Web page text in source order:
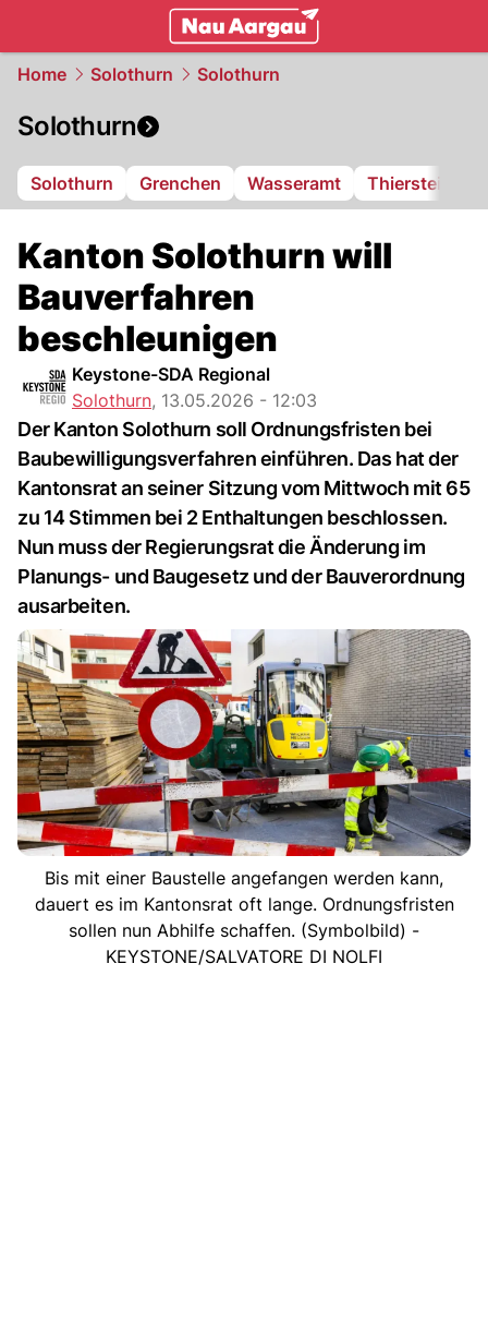
Home Solothurn Solothurn
Solothurn
Solothurn Grenchen Wasseramt Thierstein
Kanton Solothurn will
Bauverfahren
beschleunigen
Keystone-SDA Regional
Solothurn, 13.05.2026 - 12:03
Der Kanton Solothurn soll Ordnungsfristen bei
Baubewilligungsverfahren einführen. Das hat der
Kantonsrat an seiner Sitzung vom Mittwoch mit 65
zu 14 Stimmen bei 2 Enthaltungen beschlossen.
Nun muss der Regierungsrat die Änderung im
Planungs- und Baugesetz und der Bauverordnung
ausarbeiten.
Bis mit einer Baustelle angefangen werden kann,
dauert es im Kantonsrat oft lange. Ordnungsfristen
sollen nun Abhilfe schaffen. (Symbolbild) -
KEYSTONE/SALVATORE DI NOLFI